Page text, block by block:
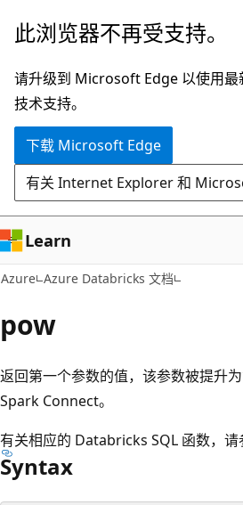
跳
主
要
内
此浏览器不再受支持。
请升级到 Microsoft Edge 以使用最
技术支持。
下载 Microsoft Edge
有关 Internet Explorer 和
Learn
Azure Azure Databricks 文档
pow
返回第一个参数的值，该参数被提升
Spark Connect。
有关相应的 Databricks SQL 函数，请
Syntax